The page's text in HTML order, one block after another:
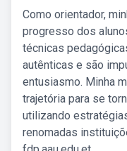
Como orientador,
progresso dos
técnicas
autênticas e são
entusiasmo. Minha
trajetória para se
utilizando
renomadas